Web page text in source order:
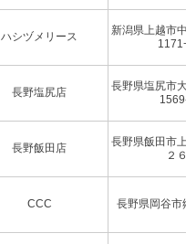
ハシヅメリース
新潟県上越市中
1171−4
長野塩尻店
長野県塩尻市大
1569-2
長野飯田店
長野県飯田市上
２６
CCC 長野県岡谷市